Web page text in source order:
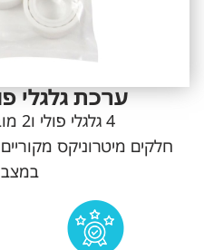
ערכת גלגלי
4 גלגלי פולי ו2 מובילי זחל להחלפה
חלקים מיטרוניקס
במצב